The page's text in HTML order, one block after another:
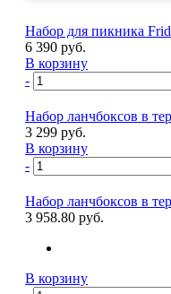
Набор для пикника
6 390 руб.
В корзину
-
Набор ланчбоксов в
3 299 руб.
В корзину
-
Набор ланчбоксов в
3 958.80 руб.
В корзину